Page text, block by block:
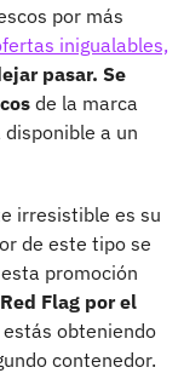
por más
inigualables,
pasar. Se
de la marca
a un
irresistible es su
de este tipo se
promoción
Flag por el
obteniendo
contenedor.